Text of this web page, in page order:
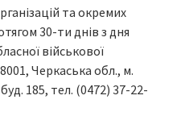
та окремих
30-ти днів з дня
військової
Черкаська обл., м.
185, тел. (0472) 37-22-